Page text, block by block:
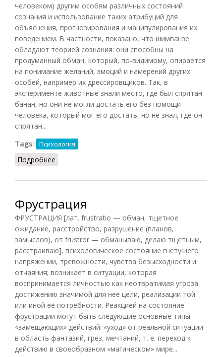
человеком) другим особям различных состояний
сознания и использование таких атрибуций для
объяснения, прогнозирования и манипулирования их
поведением. В частности, показано, что шимпанзе
обладают теорией сознания: они способны на
продуманный обман, который, по-видимому, опирается
на понимание желаний, эмоций и намерений других
особей, например их дрессировщиков. Так, в
эксперименте животные знали место, где был спрятан
банан, но они не могли достать его без помощи
человека, который мог его достать, но не знал, где он
спрятан...
Tags:
Психология
Подробнее
Фрустрация
ФРУСТРАЦИЯ [лат. frustratio — обман, тщетное
ожидание, расстройство, разрушение (планов,
замыслов), от frustror — обманываю, делаю тщетным,
расстраиваю], психологическое состояние гнетущего
напряжении, тревожности, чувства безысходности и
отчаяния; возникает в ситуации, которая
воспринимается личностью как неотвратимая угроза
достижению значимой для неё цели, реализации той
или иной её потребности. Реакцией на состояние
фрустрации могут быть следующие основные типы
«замещающих» действий: «уход» от реальной ситуации
в область фантазий, грёз, мечтаний, т. е. переход к
действию в своеобразном «магическом» мире...